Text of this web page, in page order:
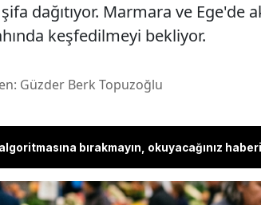
dağıtıyor. Marmara ve Ege'de
keşfedilmeyi bekliyor.
Güzder Berk Topuzoğlu
bırakmayın, okuyacağınız